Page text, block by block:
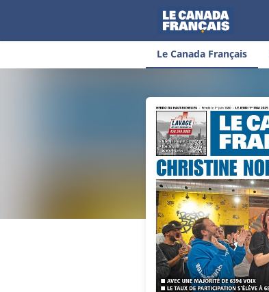
Le Canada Français